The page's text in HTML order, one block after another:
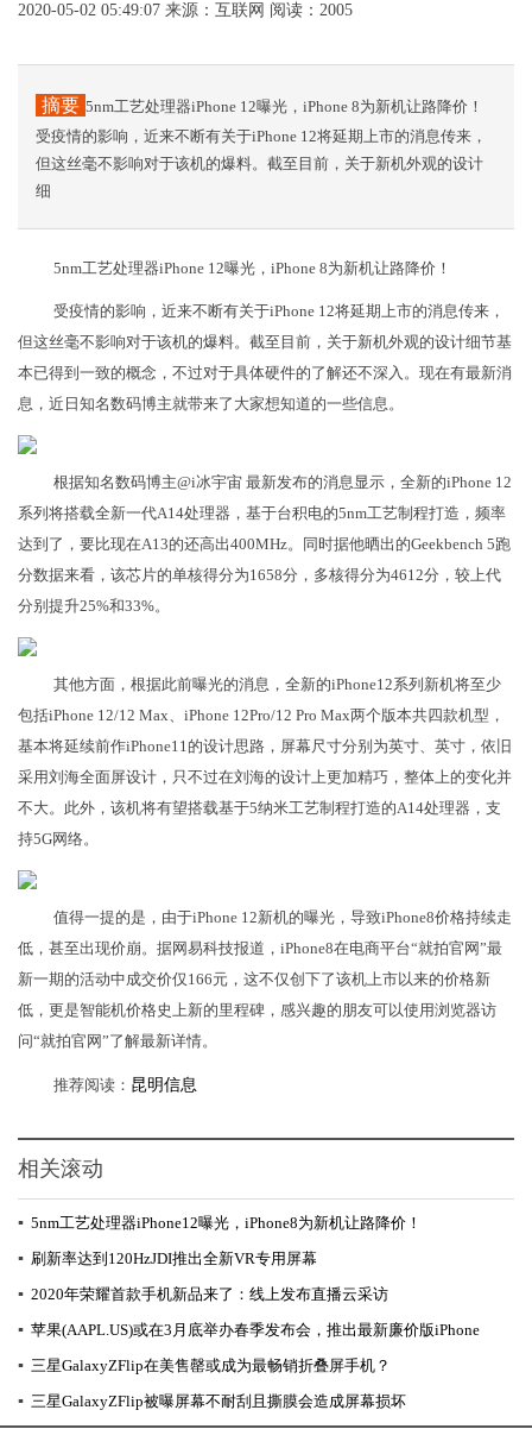
2020-05-02 05:49:07 来源：互联网 阅读：2005
摘要 5nm工艺处理器iPhone 12曝光，iPhone 8为新机让路降价！
受疫情的影响，近来不断有关于iPhone 12将延期上市的消息传来，
但这丝毫不影响对于该机的爆料。截至目前，关于新机外观的设计
细
5nm工艺处理器iPhone 12曝光，iPhone 8为新机让路降价！
受疫情的影响，近来不断有关于iPhone 12将延期上市的消息传来，
但这丝毫不影响对于该机的爆料。截至目前，关于新机外观的设计细节基
本已得到一致的概念，不过对于具体硬件的了解还不深入。现在有最新消
息，近日知名数码博主就带来了大家想知道的一些信息。
根据知名数码博主@i冰宇宙 最新发布的消息显示，全新的iPhone 12
系列将搭载全新一代A14处理器，基于台积电的5nm工艺制程打造，频率
达到了，要比现在A13的还高出400MHz。同时据他晒出的Geekbench 5跑
分数据来看，该芯片的单核得分为1658分，多核得分为4612分，较上代
分别提升25%和33%。
其他方面，根据此前曝光的消息，全新的iPhone12系列新机将至少
包括iPhone 12/12 Max、iPhone 12Pro/12 Pro Max两个版本共四款机型，
基本将延续前作iPhone11的设计思路，屏幕尺寸分别为英寸、英寸，依旧
采用刘海全面屏设计，只不过在刘海的设计上更加精巧，整体上的变化并
不大。此外，该机将有望搭载基于5纳米工艺制程打造的A14处理器，支
持5G网络。
值得一提的是，由于iPhone 12新机的曝光，导致iPhone8价格持续走
低，甚至出现价崩。据网易科技报道，iPhone8在电商平台“就拍官网”最
新一期的活动中成交价仅166元，这不仅创下了该机上市以来的价格新
低，更是智能机价格史上新的里程碑，感兴趣的朋友可以使用浏览器访
问“就拍官网”了解最新详情。
推荐阅读： 昆明信息
相关滚动
▪ 5nm工艺处理器iPhone12曝光，iPhone8为新机让路降价！
▪ 刷新率达到120HzJDI推出全新VR专用屏幕
▪ 2020年荣耀首款手机新品来了：线上发布直播云采访
▪ 苹果(AAPL.US)或在3月底举办春季发布会，推出最新廉价版iPhone
▪ 三星GalaxyZFlip在美售罄或成为最畅销折叠屏手机？
▪ 三星GalaxyZFlip被曝屏幕不耐刮且撕膜会造成屏幕损坏